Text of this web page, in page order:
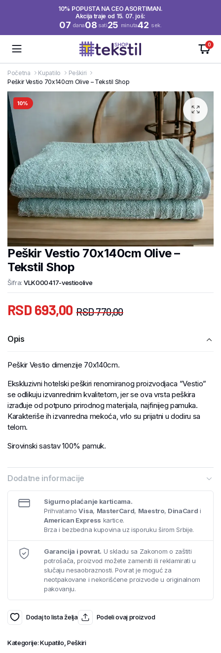
10% POPUSTA NA CEO ASORTIMAN.
Akcija traje od 15. 07. još:
07 dana08 sati25 minuta42 sek.
0
Početna Kupatilo
Peškiri
Peškir Vestio 70x140cm Olive – Tekstil Shop
10%
Peškir Vestio 70x140cm Olive –
Tekstil Shop
Šifra: VLK000417-vestioolive
RSD770,00
RSD 693,00
Opis
Peškir Vestio dimenzije 70x140cm.
Ekskluzivni hotelski peškiri renomiranog proizvodjaca ”Vestio”
se odlikuju izvanrednim kvalitetom, jer se ova vrsta peškira
izrađuje od potpuno prirodnog materijala, najfinijeg pamuka.
Karakteriše ih izvanredna mekoća, vrlo su prijatni u dodiru sa
telom.
Sirovinski sastav 100% pamuk.
Dodatne informacije
Sigurno plaćanje karticama.
PrihvatamoVisa, MasterCard, Maestro, DinaCard i
American Express kartice.
Brza i bezbedna kupovina uz isporuku širom Srbije.
Garancija i povrat. U skladu sa Zakonom o zaštiti
potrošača, proizvod možete zameniti ili reklamirati u
slučaju nesaobraznosti. Povrat je moguć za
neotpakovane i nekorišćene proizvode u originalnom
pakovanju.
Dodaj to lista želja Podeli ovaj proizvod
Kategorije:Kupatilo Peškiri